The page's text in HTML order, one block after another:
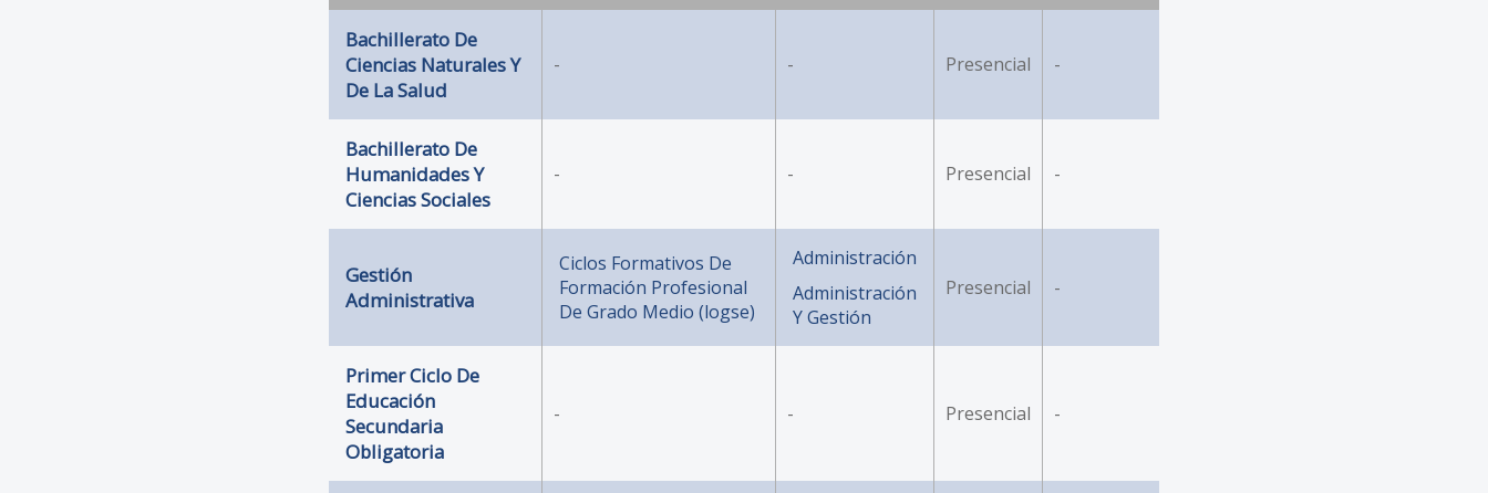
Bachillerato De
Ciencias Naturales Y
De La Salud
- - Presencial -
Bachillerato De
Humanidades Y
Ciencias Sociales
- - Presencial -
Gestión
Administrativa
Ciclos Formativos De
Formación Profesional
De Grado Medio (logse)
Administración
Administración
Y Gestión
Presencial -
Primer Ciclo De
Educación
Secundaria
Obligatoria
- - Presencial -